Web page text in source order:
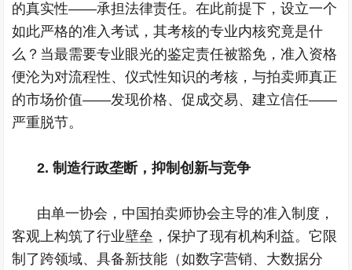
的真实性——承担法律责任。在此前提下，设立一个
如此严格的准入考试，其考核的专业内核究竟是什
么？当最需要专业眼光的鉴定责任被豁免，准入资格
便沦为对流程性、仪式性知识的考核，与拍卖师真正
的市场价值——发现价格、促成交易、建立信任——
严重脱节。
2. 制造行政垄断，抑制创新与竞争
由单一协会，中国拍卖师协会主导的准入制度，
客观上构筑了行业壁垒，保护了现有机构利益。它限
制了跨领域、具备新技能（如数字营销、大数据分